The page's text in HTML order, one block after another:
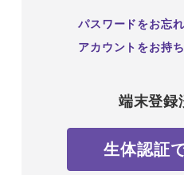
パスワードをお忘
アカウントをお持
端末登録
生体認証